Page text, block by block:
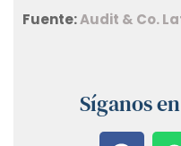
Fuente:Audit & Co.
Síganos